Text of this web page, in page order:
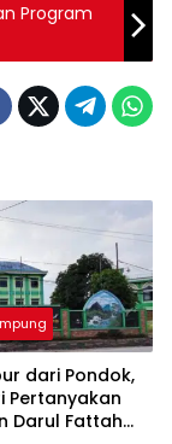
Program
dari Pondok,
Pertanyakan
Darul Fattah